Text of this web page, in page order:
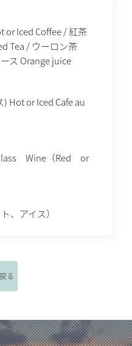
Iced Coffee / 紅茶
Tea / ウーロン茶
ス Orange juice
Hot or Iced Cafe au
Wine（Red or
、アイス）
る